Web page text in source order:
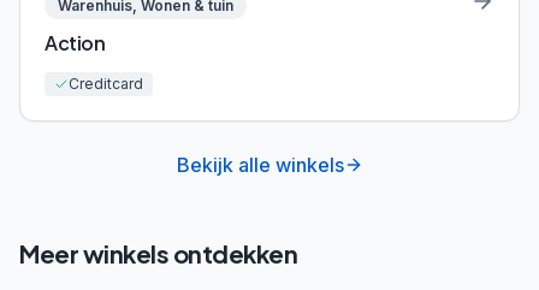
Warenhuis, Wonen & tuin
Action
Creditcard
Bekijk alle winkels
Meer winkels ontdekken